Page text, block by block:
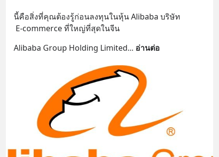
นี้คือสิ่งที่คุณต้องรู้ก่อนลงทุนในหุ้น Alibaba บริษัท
E-commerce ที่ใหญ่ที่สุดในจีน
Alibaba Group Holding Limited... อ่านต่อ